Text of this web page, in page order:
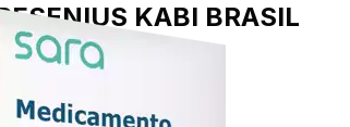
KABI BRASIL